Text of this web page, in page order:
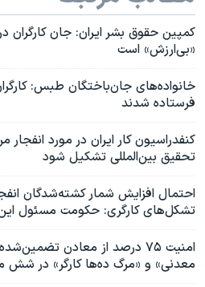
کمپین حقوق بشر ایران: جان کارگران
«بی‌ارزش» است
خانواده‌های جان‌باختگان طبس:
فرستاده شدند
کنفدراسیون کار ایران در مورد
تحقیق بین‌المللی تشکیل شود
احتمال افزایش شمار کشته‌شدگان
تشکل‌های کارگری: حکومت مسئول
امنیت ۷۵ درصد از معادن
معدنی» و «مرگ ده‌ها کارگر» در شش